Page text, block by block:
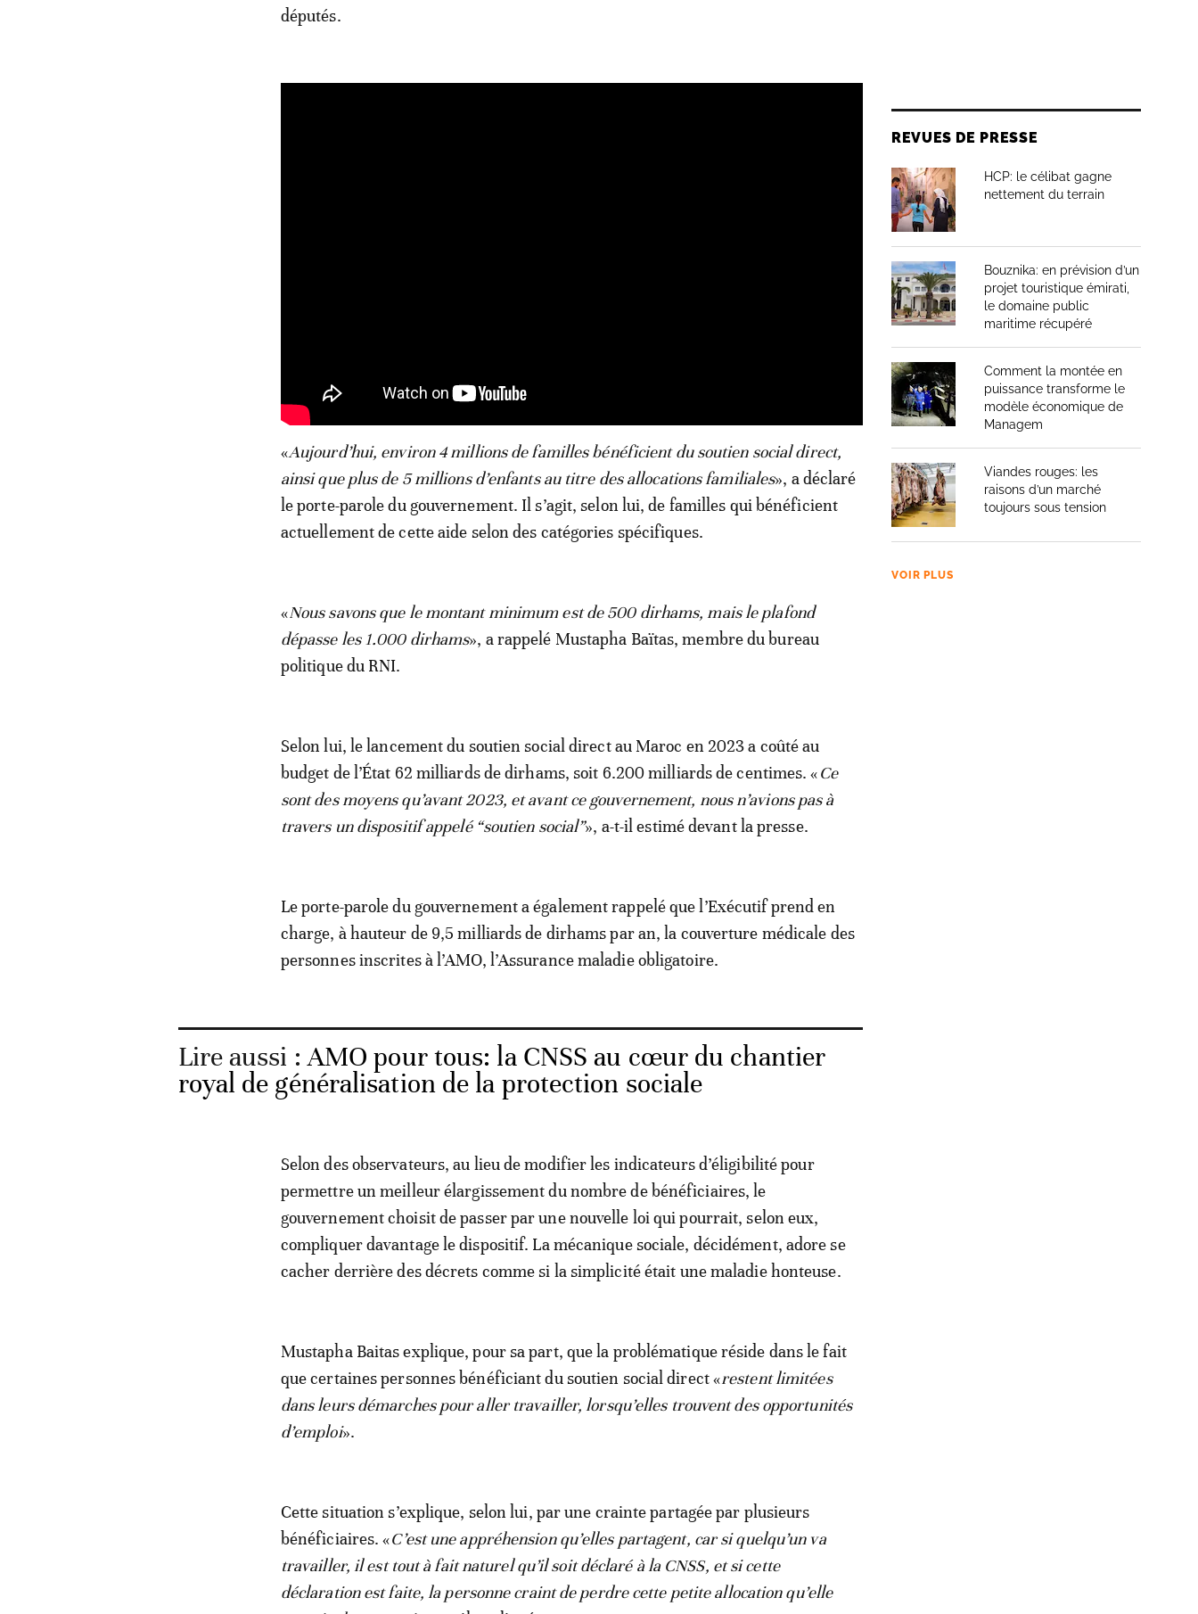
députés.
«Aujourd’hui, environ 4 millions de familles bénéficient du soutien social direct,
ainsi que plus de 5 millions d’enfants au titre des allocations familiales», a déclaré
le porte-parole du gouvernement. Il s’agit, selon lui, de familles qui bénéficient
actuellement de cette aide selon des catégories spécifiques.
«Nous savons que le montant minimum est de 500 dirhams, mais le plafond
dépasse les 1.000 dirhams», a rappelé Mustapha Baïtas, membre du bureau
politique du RNI.
Selon lui, le lancement du soutien social direct au Maroc en 2023 a coûté au
budget de l’État 62 milliards de dirhams, soit 6.200 milliards de centimes. «Ce
sont des moyens qu’avant 2023, et avant ce gouvernement, nous n’avions pas à
travers un dispositif appelé “soutien social”», a-t-il estimé devant la presse.
Le porte-parole du gouvernement a également rappelé que l’Exécutif prend en
charge, à hauteur de 9,5 milliards de dirhams par an, la couverture médicale des
personnes inscrites à l’AMO, l’Assurance maladie obligatoire.
Lire aussi :AMO pour tous: la CNSS au cœur du chantier
royal de généralisation de la protection sociale
Selon des observateurs, au lieu de modifier les indicateurs d’éligibilité pour
permettre un meilleur élargissement du nombre de bénéficiaires, le
gouvernement choisit de passer par une nouvelle loi qui pourrait, selon eux,
compliquer davantage le dispositif. La mécanique sociale, décidément, adore se
cacher derrière des décrets comme si la simplicité était une maladie honteuse.
Mustapha Baitas explique, pour sa part, que la problématique réside dans le fait
que certaines personnes bénéficiant du soutien social direct «restent limitées
dans leurs démarches pour aller travailler, lorsqu’elles trouvent des opportunités
d’emploi».
Cette situation s’explique, selon lui, par une crainte partagée par plusieurs
bénéficiaires. «C’est une appréhension qu’elles partagent, car si quelqu’un va
travailler, il est tout à fait naturel qu’il soit déclaré à la CNSS, et si cette
déclaration est faite, la personne craint de perdre cette petite allocation qu’elle
REVUES DE PRESSE
HCP: le célibat gagne
nettement du terrain
Bouznika: en prévision d’un
projet touristique émirati,
le domaine public
maritime récupéré
Comment la montée en
puissance transforme le
modèle économique de
Managem
Viandes rouges: les
raisons d’un marché
toujours sous tension
VOIR PLUS